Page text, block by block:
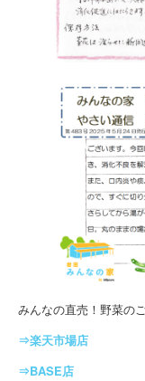
みんなの直売！野菜の
⇒楽天市場店
⇒BASE店